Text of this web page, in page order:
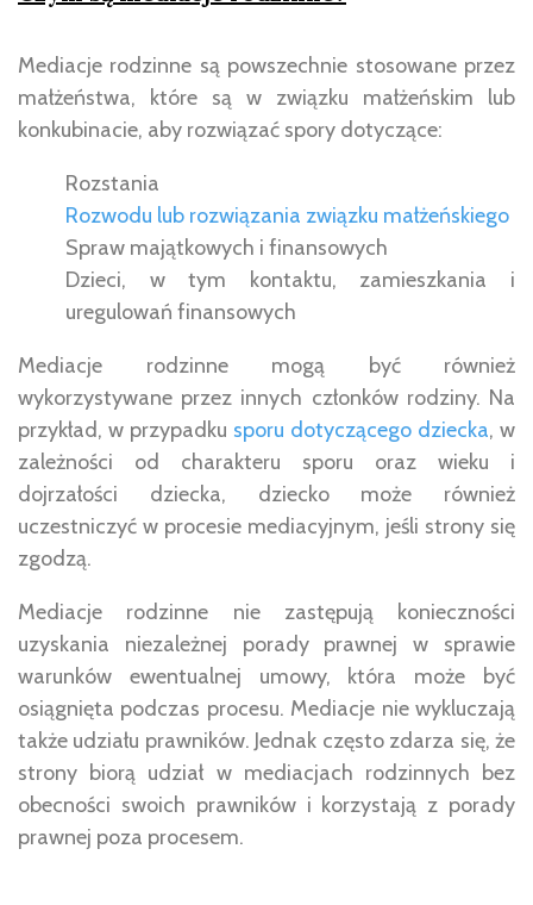
Mediacje rodzinne są powszechnie stosowane przez
małżeństwa, które są w związku małżeńskim lub
konkubinacie, aby rozwiązać spory dotyczące:
Rozstania
Rozwodu lub rozwiązania związku małżeńskiego
Spraw majątkowych i finansowych
Dzieci, w tym kontaktu, zamieszkania i
uregulowań finansowych
Mediacje rodzinne mogą być również
wykorzystywane przez innych członków rodziny. Na
przykład, w przypadku sporu dotyczącego dziecka, w
zależności od charakteru sporu oraz wieku i
dojrzałości dziecka, dziecko może również
uczestniczyć w procesie mediacyjnym, jeśli strony się
zgodzą.
Mediacje rodzinne nie zastępują konieczności
uzyskania niezależnej porady prawnej w sprawie
warunków ewentualnej umowy, która może być
osiągnięta podczas procesu. Mediacje nie wykluczają
także udziału prawników. Jednak często zdarza się, że
strony biorą udział w mediacjach rodzinnych bez
obecności swoich prawników i korzystają z porady
prawnej poza procesem.